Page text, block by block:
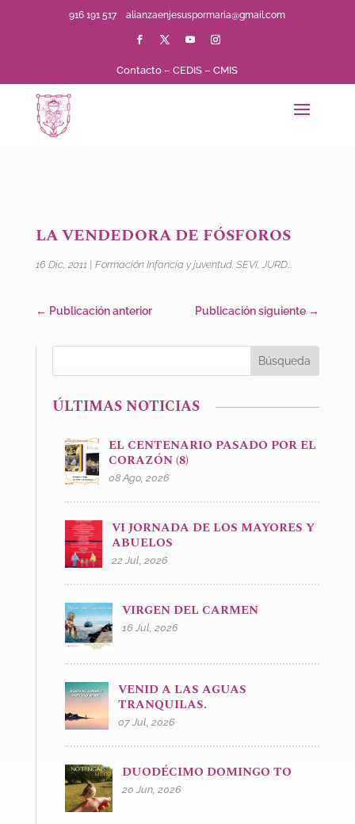
916 191 517alianzaenjesuspormaria@gmail.com
Contacto –CEDIS –CMIS
LA VENDEDORA DE FÓSFOROS
16 Dic, 2011 Formación Infancia y juventud. SEVI, JURD...
← Publicación anterior Publicación siguiente →
ÚLTIMAS NOTICIAS
EL CENTENARIO PASADO POR EL
CORAZÓN (8)
08 Ago, 2026
VI JORNADA DE LOS MAYORES Y
ABUELOS
22 Jul, 2026
VIRGEN DEL CARMEN
16 Jul, 2026
VENID A LAS AGUAS
TRANQUILAS.
07 Jul, 2026
DUODÉCIMO DOMINGO TO
20 Jun, 2026